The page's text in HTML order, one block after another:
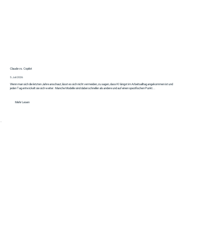
Claude vs. Copilot
5. Juli 2026
Wenn man sich die letzten Jahre anschaut, lässt es sich nicht vermeiden, zu sagen, dass KI längst im Arbeitsalltag angekommen ist und
jeden Tag entwickelt sie sich weiter. Manche Modelle sind dabei schneller als andere und auf einen spezifischen Punkt...
Mehr Lesen